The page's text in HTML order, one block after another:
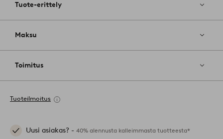
Tuote-erittely
Maksu
Toimitus
Tuoteilmoitus
Uusi asiakas? - 40% alennusta kalleimmasta tuotteesta*